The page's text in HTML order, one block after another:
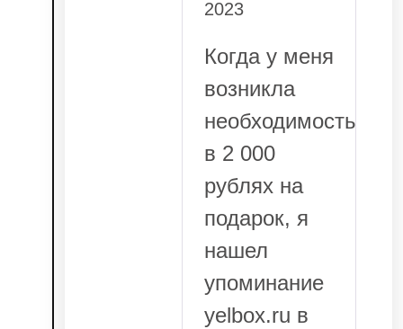
2023
Когда у меня
возникла
необходимость
в 2 000
рублях на
подарок, я
нашел
упоминание
yelbox.ru в